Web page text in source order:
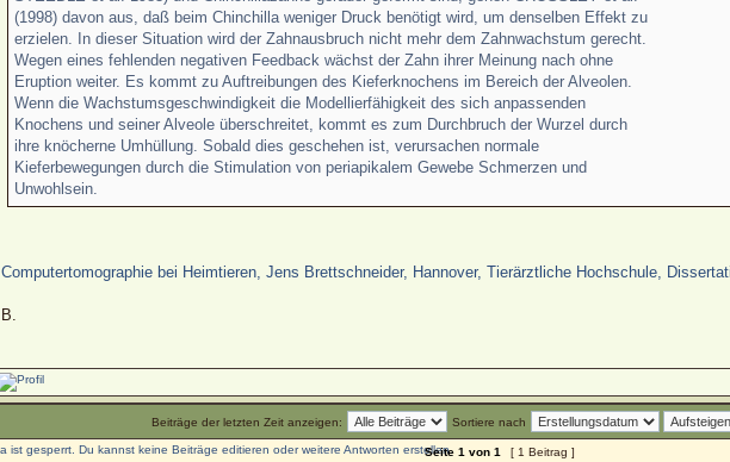
(1998) davon aus, daß beim Chinchilla weniger Druck benötigt wird, um denselben Effekt zu
erzielen. In dieser Situation wird der Zahnausbruch nicht mehr dem Zahnwachstum gerecht.
Wegen eines fehlenden negativen Feedback wächst der Zahn ihrer Meinung nach ohne
Eruption weiter. Es kommt zu Auftreibungen des Kieferknochens im Bereich der Alveolen.
Wenn die Wachstumsgeschwindigkeit die Modellierfähigkeit des sich anpassenden
Knochens und seiner Alveole überschreitet, kommt es zum Durchbruch der Wurzel durch
ihre knöcherne Umhüllung. Sobald dies geschehen ist, verursachen normale
Kieferbewegungen durch die Stimulation von periapikalem Gewebe Schmerzen und
Unwohlsein.
Computertomographie bei Heimtieren, Jens Brettschneider, Hannover, Tierärztliche Hochschule,
B.
Beiträge der letzten Zeit anzeigen: Sortiere nach
Seite 1 von 1 [ 1 Beitrag ]